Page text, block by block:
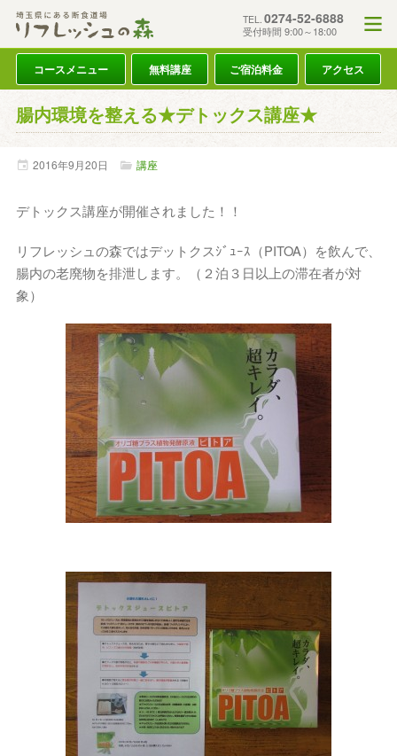
TEL. 0274-52-6888
受付時間 9:00～18:00
コースメニュー 無料講座 ご宿泊料金 アクセス
腸内環境を整える★デトックス講座★
2016年9月20日 講座
デトックス講座が開催されました！！
リフレッシュの森ではデットクスｼﾞｭｰｽ（PITOA）を飲んで、
腸内の老廃物を排泄します。（２泊３日以上の滞在者が対
象）